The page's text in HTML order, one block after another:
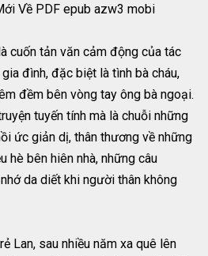
Về PDF epub azw3 mobi
cuốn tản văn cảm động của tác
đình, đặc biệt là tình bà cháu,
đềm bên vòng tay ông bà ngoại.
tuyến tính mà là chuỗi những
ức giản dị, thân thương về những
hè bên hiên nhà, những câu
da diết khi người thân không
Lan, sau nhiều năm xa quê lên